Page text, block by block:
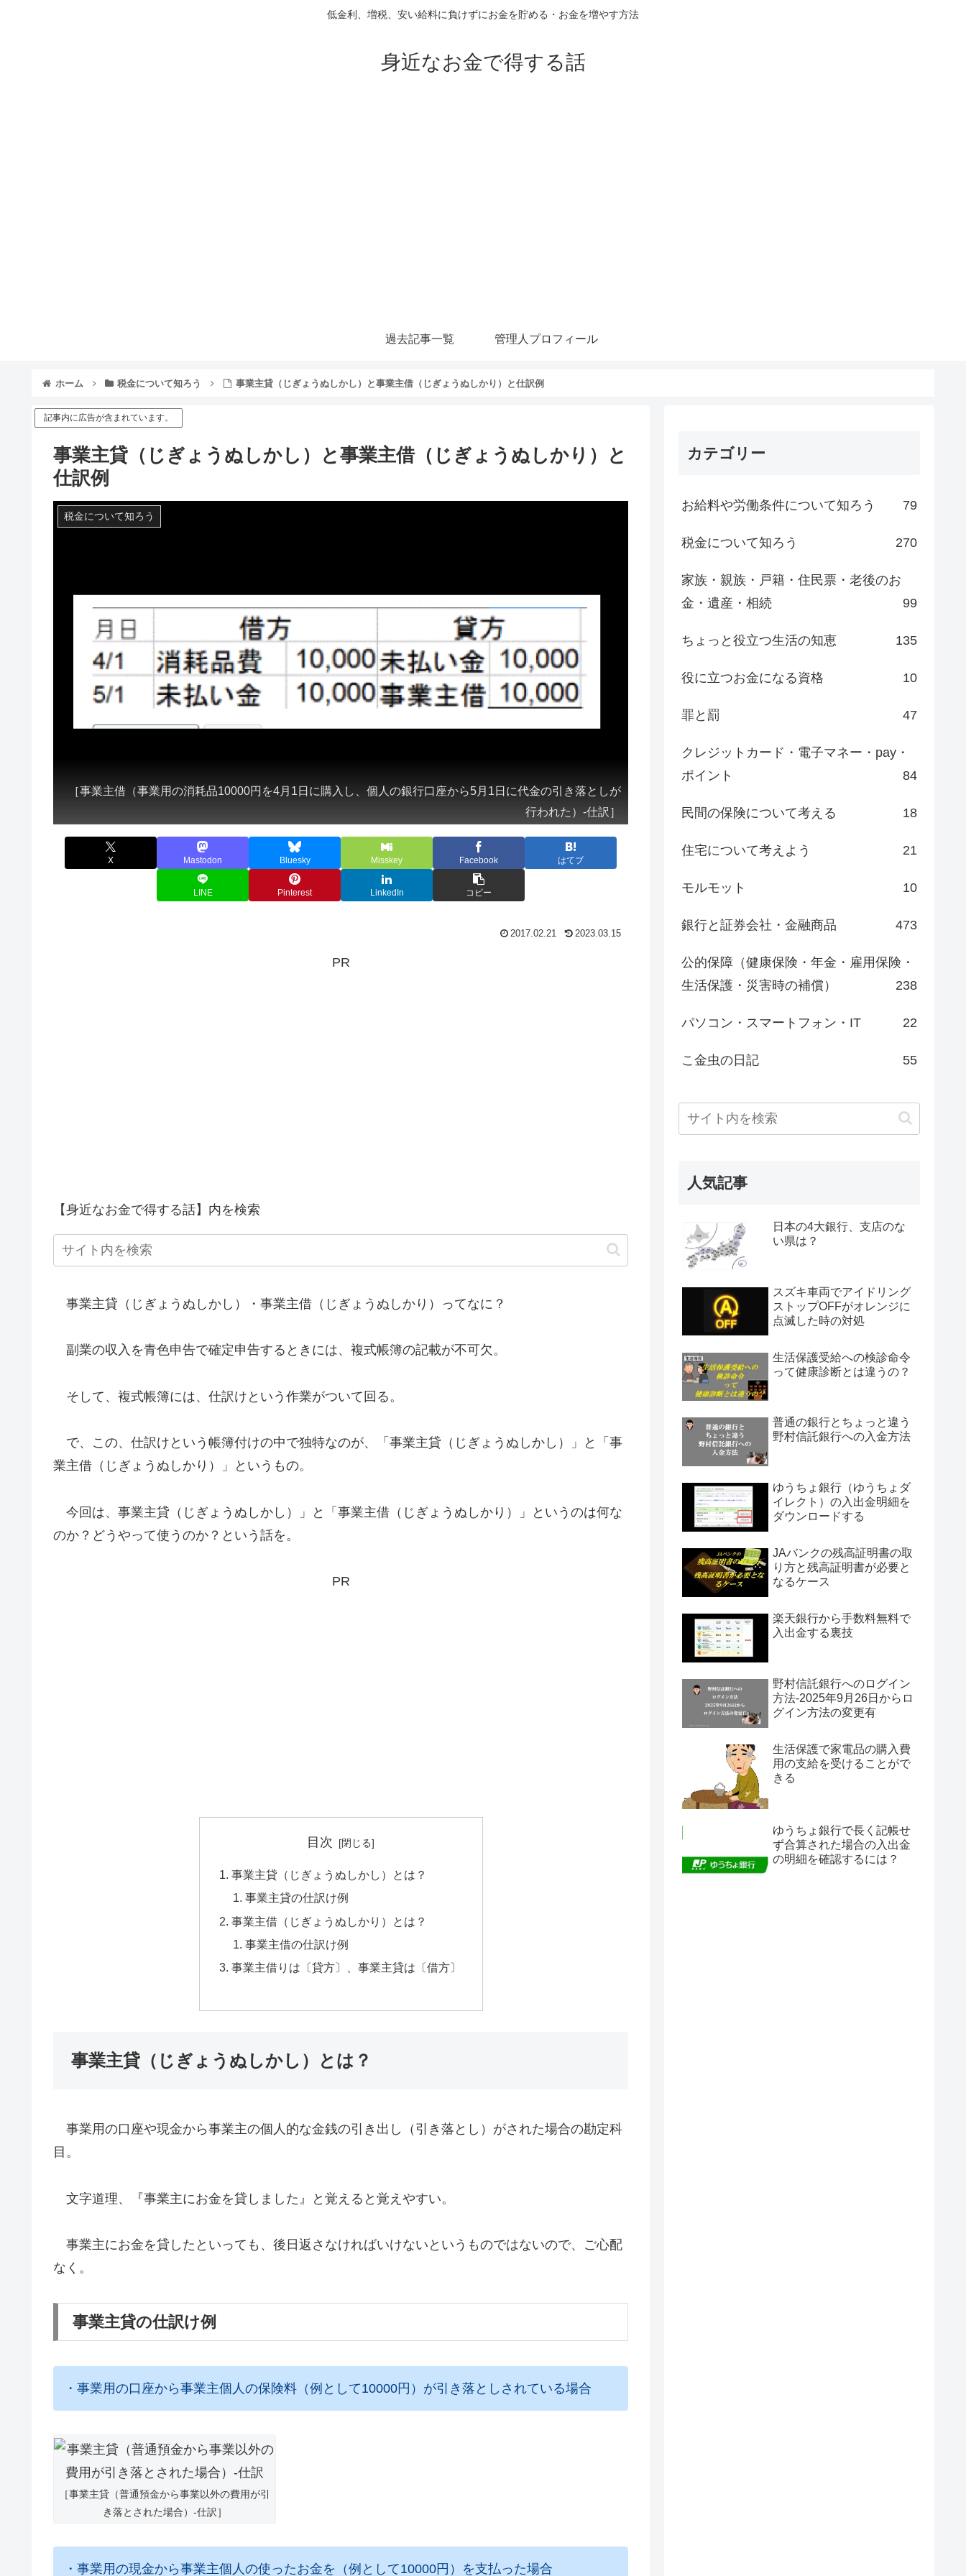
低金利、増税、安い給料に負けずにお金を貯める・お金を増やす方法
身近なお金で得する話
過去記事一覧 管理人プロフィール
ホーム 税金について知ろう 事業主貸（じぎょうぬしかし）と事業主借（じぎょうぬしかり）と仕訳例
記事内に広告が含まれています。
事業主貸（じぎょうぬしかし）と事業主借（じぎょうぬしかり）と
仕訳例
税金について知ろう
［事業主借（事業用の消耗品10000円を4月1日に購入し、個人の銀行口座から5月1日に代金の引き落としが
行われた）-仕訳］
X Mastodon Bluesky Misskey Facebook はてブ
LINE Pinterest LinkedIn コピー
2017.02.21 2023.03.15
PR
【身近なお金で得する話】内を検索
事業主貸（じぎょうぬしかし）・事業主借（じぎょうぬしかり）ってなに？
副業の収入を青色申告で確定申告するときには、複式帳簿の記載が不可欠。
そして、複式帳簿には、仕訳けという作業がついて回る。
で、この、仕訳けという帳簿付けの中で独特なのが、「事業主貸（じぎょうぬしかし）」と「事
業主借（じぎょうぬしかり）」というもの。
今回は、事業主貸（じぎょうぬしかし）」と「事業主借（じぎょうぬしかり）」というのは何な
のか？どうやって使うのか？という話を。
PR
目次
事業主貸（じぎょうぬしかし）とは？
事業主貸の仕訳け例
事業主借（じぎょうぬしかり）とは？
事業主借の仕訳け例
事業主借りは〔貸方〕、事業主貸は〔借方〕
事業主貸（じぎょうぬしかし）とは？
事業用の口座や現金から事業主の個人的な金銭の引き出し（引き落とし）がされた場合の勘定科
目。
文字道理、『事業主にお金を貸しました』と覚えると覚えやすい。
事業主にお金を貸したといっても、後日返さなければいけないというものではないので、ご心配
なく。
事業主貸の仕訳け例
・事業用の口座から事業主個人の保険料（例として10000円）が引き落としされている場合
［事業主貸（普通預金から事業以外の費用が引
き落とされた場合）-仕訳］
・事業用の現金から事業主個人の使ったお金を（例として10000円）を支払った場合
カテゴリー
お給料や労働条件について知ろう 79
税金について知ろう 270
家族・親族・戸籍・住民票・老後のお
金・遺産・相続
99
ちょっと役立つ生活の知恵 135
役に立つお金になる資格 10
罪と罰 47
クレジットカード・電子マネー・pay・
ポイント
84
民間の保険について考える 18
住宅について考えよう 21
モルモット 10
銀行と証券会社・金融商品 473
公的保障（健康保険・年金・雇用保険・
生活保護・災害時の補償）
238
パソコン・スマートフォン・IT 22
こ金虫の日記 55
人気記事
日本の4大銀行、支店のな
い県は？
スズキ車両でアイドリング
ストップOFFがオレンジに
点滅した時の対処
生活保護受給への検診命令
って健康診断とは違うの？
普通の銀行とちょっと違う
野村信託銀行への入金方法
ゆうちょ銀行（ゆうちょダ
イレクト）の入出金明細を
ダウンロードする
JAバンクの残高証明書の取
り方と残高証明書が必要と
なるケース
楽天銀行から手数料無料で
入出金する裏技
野村信託銀行へのログイン
方法-2025年9月26日からロ
グイン方法の変更有
生活保護で家電品の購入費
用の支給を受けることがで
きる
ゆうちょ銀行で長く記帳せ
ず合算された場合の入出金
の明細を確認するには？